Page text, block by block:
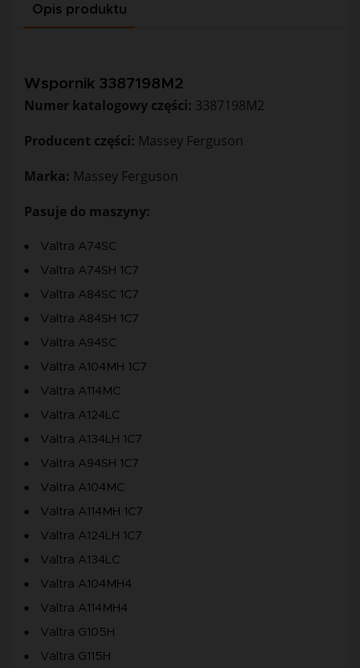
Opis produktu
Wspornik 3387198M2
Numer katalogowy części: 3387198M2
Producent części: Massey Ferguson
Marka: Massey Ferguson
Pasuje do maszyny:
Valtra A74SC
Valtra A74SH 1C7
Valtra A84SC 1C7
Valtra A84SH 1C7
Valtra A94SC
Valtra A104MH 1C7
Valtra A114MC
Valtra A124LC
Valtra A134LH 1C7
Valtra A94SH 1C7
Valtra A104MC
Valtra A114MH 1C7
Valtra A124LH 1C7
Valtra A134LC
Valtra A104MH4
Valtra A114MH4
Valtra G105H
Valtra G115H